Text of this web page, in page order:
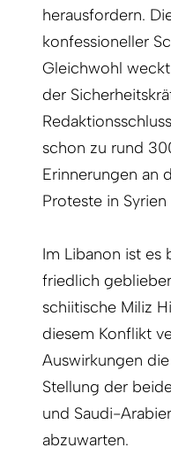
herausfordern.
konfessioneller
Gleichwohl
der
schon zu rund
Erinnerungen an
Proteste in
Im Libanon ist es
friedlich
schiitische Miliz
diesem Konflikt
Auswirkungen
Stellung der
und Saudi-
abzuwarten.